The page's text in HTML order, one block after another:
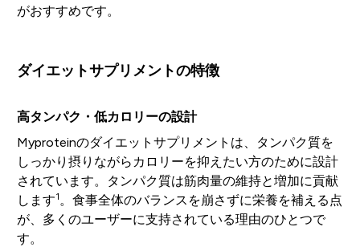
がおすすめです。
ダイエットサプリメントの特徴
高タンパク・低カロリーの設計
Myproteinのダイエットサプリメントは、タンパク質を
しっかり摂りながらカロリーを抑えたい方のために設計
されています。タンパク質は筋肉量の維持と増加に貢献
します1 。食事全体のバランスを崩さずに栄養を補える点
が、多くのユーザーに支持されている理由のひとつで
す。